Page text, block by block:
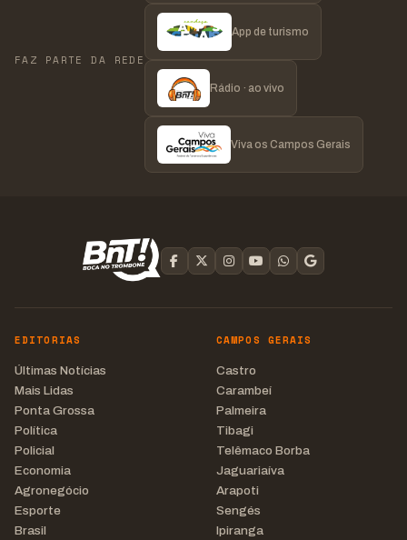
FAZ PARTE DA REDE
App de turismo
Rádio · ao vivo
Viva os Campos Gerais
EDITORIAS
Últimas Notícias
Mais Lidas
Ponta Grossa
Política
Policial
Economia
Agronegócio
Esporte
Brasil
CAMPOS GERAIS
Castro
Carambeí
Palmeira
Tibagi
Telêmaco Borba
Jaguariaíva
Arapoti
Sengés
Ipiranga